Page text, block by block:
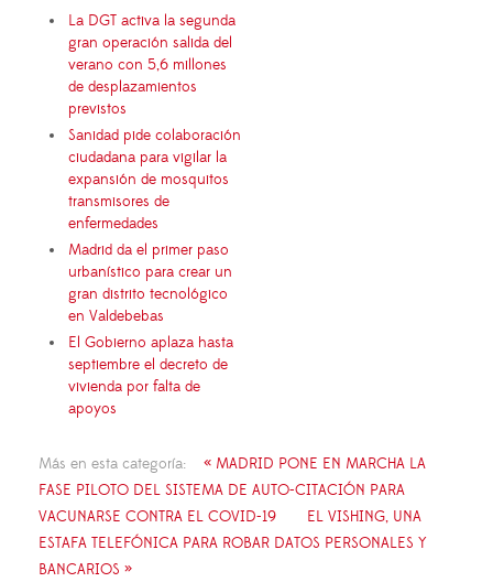
La DGT activa la segunda
gran operación salida del
verano con 5,6 millones
de desplazamientos
previstos
Sanidad pide colaboración
ciudadana para vigilar la
expansión de mosquitos
transmisores de
enfermedades
Madrid da el primer paso
urbanístico para crear un
gran distrito tecnológico
en Valdebebas
El Gobierno aplaza hasta
septiembre el decreto de
vivienda por falta de
apoyos
Más en esta categoría:
« MADRID PONE EN MARCHA LA
FASE PILOTO DEL SISTEMA DE AUTO-CITACIÓN PARA
VACUNARSE CONTRA EL COVID-19
EL VISHING, UNA
ESTAFA TELEFÓNICA PARA ROBAR DATOS PERSONALES Y
BANCARIOS »